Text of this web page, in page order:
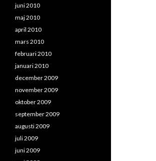
juni 2010
maj 2010
april 2010
mars 2010
februari 2010
januari 2010
december 2009
november 2009
oktober 2009
september 2009
augusti 2009
juli 2009
juni 2009